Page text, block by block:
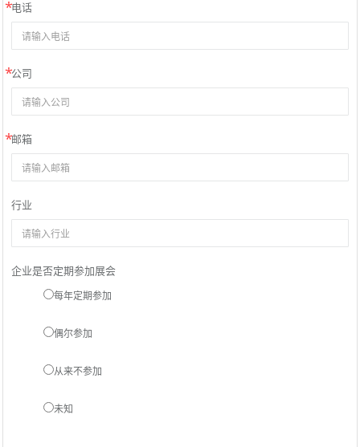
电话
公司
邮箱
行业
企业是否定期参加展会
每年定期参加
偶尔参加
从来不参加
未知